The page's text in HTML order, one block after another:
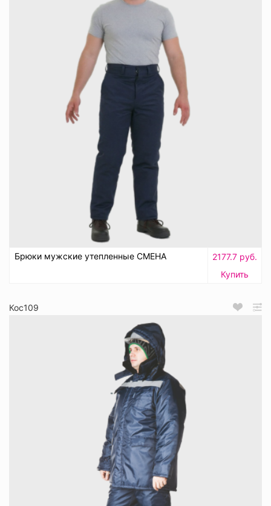
Брюки мужские утепленные СМЕНА
2177.7 руб.
Купить
Кос109